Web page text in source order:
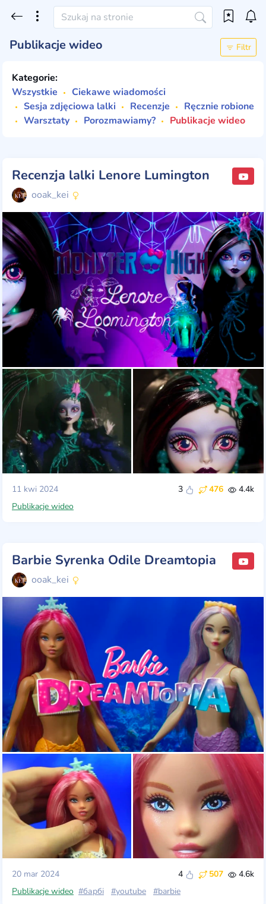
Publikacje wideo Filtr
Kategorie:
Wszystkie
Ciekawe wiadomości
Sesja zdjęciowa lalki
Recenzje
Ręcznie robione
Warsztaty
Porozmawiamy? Publikacje wideo
Recenzja lalki Lenore Lumington
ooak_kei
11 kwi 2024 3 476
4.4k
Publikacje wideo
Barbie Syrenka Odile Dreamtopia
ooak_kei
20 mar 2024 4 507
4.6k
Publikacje wideo #барбі #youtube #barbie